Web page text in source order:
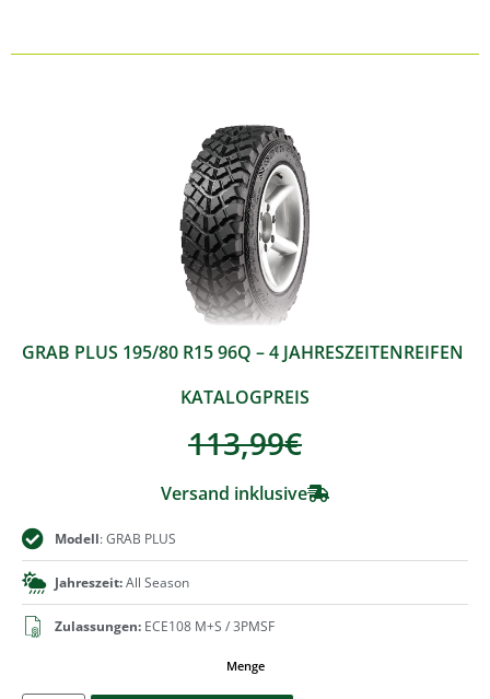
GRAB PLUS 195/80 R15 96Q – 4 JAHRESZEITENREIFEN
KATALOGPREIS
113,99€
Versand inklusive
Modell: GRAB PLUS
Jahreszeit:All Season
Zulassungen: ECE108 M+S / 3PMSF
Menge